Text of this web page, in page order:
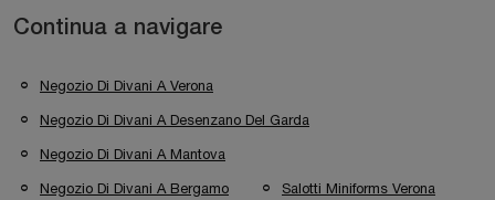
Continua a navigare
Negozio Di Divani A Verona
Negozio Di Divani A Desenzano Del Garda
Negozio Di Divani A Mantova
Negozio Di Divani A Bergamo Salotti Miniforms Verona